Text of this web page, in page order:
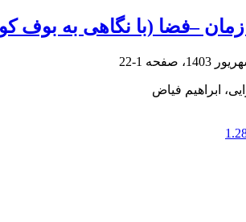
–فضا (با نگاهی به بوف
1-22
ابراهیم فیاض